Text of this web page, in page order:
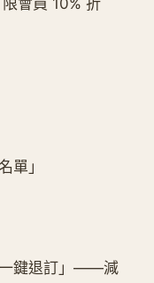
會員 10% 折
單」
一鍵退訂」——減